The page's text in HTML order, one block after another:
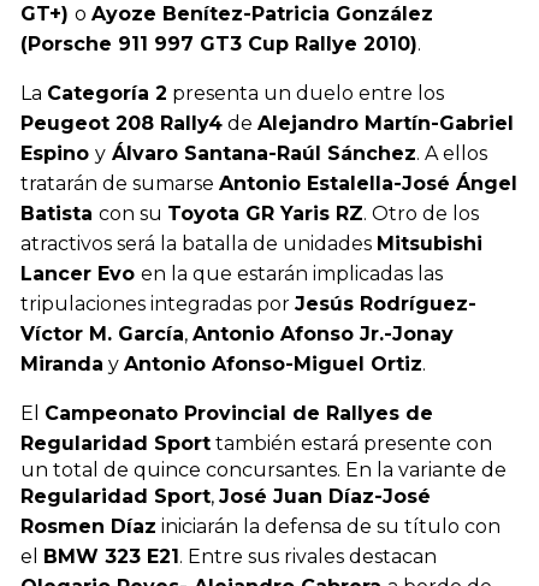
GT+) o Ayoze Benítez-Patricia González
(Porsche 911 997 GT3 Cup Rallye 2010).
La Categoría 2 presenta un duelo entre los
Peugeot 208 Rally4 de Alejandro Martín-Gabriel
Espino y Álvaro Santana-Raúl Sánchez. A ellos
tratarán de sumarse Antonio Estalella-José Ángel
Batista con su Toyota GR Yaris RZ. Otro de los
atractivos será la batalla de unidades Mitsubishi
Lancer Evo en la que estarán implicadas las
tripulaciones integradas por Jesús Rodríguez-
Víctor M. García, Antonio Afonso Jr.-Jonay
Miranda y Antonio Afonso-Miguel Ortiz.
El Campeonato Provincial de Rallyes de
Regularidad Sport también estará presente con
un total de quince concursantes. En la variante de
Regularidad Sport, José Juan Díaz-José
Rosmen Díaz iniciarán la defensa de su título con
el BMW 323 E21. Entre sus rivales destacan